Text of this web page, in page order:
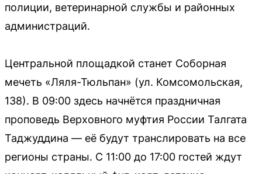
полиции, ветеринарной службы и районных
администраций.
Центральной площадкой станет Соборная
мечеть «Ляля-Тюльпан» (ул. Комсомольская,
138). В 09:00 здесь начнётся праздничная
проповедь Верховного муфтия России Талгата
Таджуддина — её будут транслировать на все
регионы страны. С 11:00 до 17:00 гостей ждут